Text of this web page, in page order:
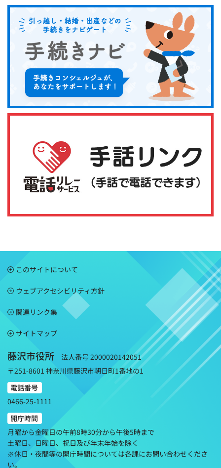
このサイトについて
ウェブアクセシビリティ方針
関連リンク集
サイトマップ
藤沢市役所
法人番号 2000020142051
〒251-8601 神奈川県藤沢市朝日町1番地の1
電話番号
0466-25-1111
開庁時間
月曜から金曜日の午前8時30分から午後5時まで
土曜日、日曜日、祝日及び年末年始を除く
※休日・夜間等の開庁時間については各課にお問い合わせくださ
い。